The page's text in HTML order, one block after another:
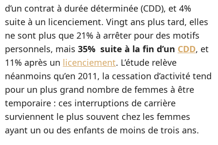
d’un contrat à durée déterminée (CDD), et 4%
suite à un licenciement. Vingt ans plus tard, elles
ne sont plus que 21% à arrêter pour des motifs
personnels, mais 35% suite à la fin d’un CDD, et
11% après un licenciement. L’étude relève
néanmoins qu’en 2011, la cessation d’activité tend
pour un plus grand nombre de femmes à être
temporaire : ces interruptions de carrière
surviennent le plus souvent chez les femmes
ayant un ou des enfants de moins de trois ans.